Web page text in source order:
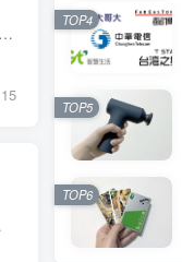
任天堂在2025年4月正式介紹新一代遊戲機Switch 2時，特別提到Switch 2需要搭配microSD Express卡作為儲存擴充卡，強調若使用非microSD Express卡時將無法作為遊戲機儲存擴充使用，然而對於一般...
15
尺寸達11吋的...
TOP4
TOP5
TOP6